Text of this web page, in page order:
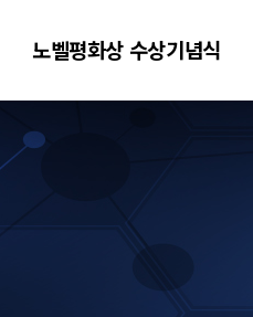
노벨평화상 수상기념식